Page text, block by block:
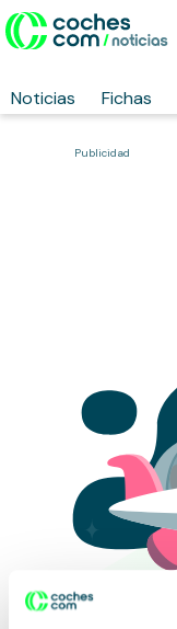
Noticias Fichas
Publicidad